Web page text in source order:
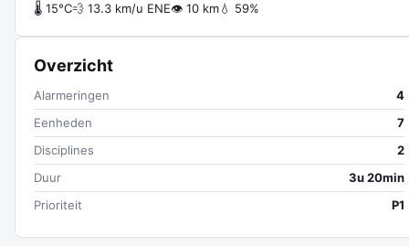
🌡 15°C💨 13.3 km/u ENE👁 10 km💧 59%
Overzicht
Alarmeringen
4
Eenheden
7
Disciplines
2
Duur
3u 20min
Prioriteit
P1